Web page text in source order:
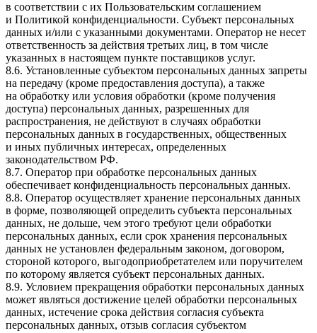
в соответствии с их Пользовательским соглашением
и Политикой конфиденциальности. Субъект персональных
данных и/или с указанными документами. Оператор не несет
ответственность за действия третьих лиц, в том числе
указанных в настоящем пункте поставщиков услуг.
8.6. Установленные субъектом персональных данных запреты
на передачу (кроме предоставления доступа), а также
на обработку или условия обработки (кроме получения
доступа) персональных данных, разрешенных для
распространения, не действуют в случаях обработки
персональных данных в государственных, общественных
и иных публичных интересах, определенных
законодательством РФ.
8.7. Оператор при обработке персональных данных
обеспечивает конфиденциальность персональных данных.
8.8. Оператор осуществляет хранение персональных данных
в форме, позволяющей определить субъекта персональных
данных, не дольше, чем этого требуют цели обработки
персональных данных, если срок хранения персональных
данных не установлен федеральным законом, договором,
стороной которого, выгодоприобретателем или поручителем
по которому является субъект персональных данных.
8.9. Условием прекращения обработки персональных данных
может являться достижение целей обработки персональных
данных, истечение срока действия согласия субъекта
персональных данных, отзыв согласия субъектом